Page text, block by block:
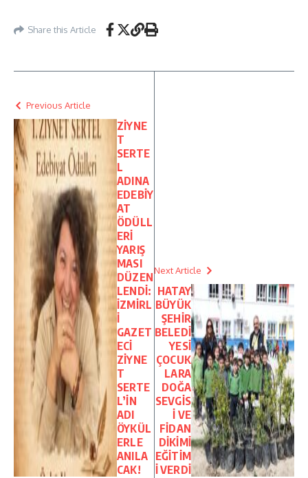
Share this Article
Previous Article
ZİYNE
T
SERTE
L
ADINA
EDEBİY
AT
ÖDÜLL
ERİ
YARIŞ
MASI
DÜZEN
LENDİ:
İZMİRL
İ
GAZET
ECİ
ZİYNE
T
SERTE
L’İN
ADI
ÖYKÜL
ERLE
ANILA
CAK!
Next Article
HATAY
BÜYÜK
ŞEHİR
BELEDİ
YESİ
ÇOCUK
LARA
DOĞA
SEVGİS
İ VE
FİDAN
DİKİMİ
EĞİTİM
İ VERDİ